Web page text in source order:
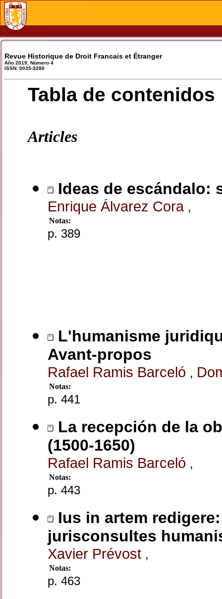
Revue Historique de Droit Francais et Étranger
Año 2019, Número 4
ISSN: 0035-3280
Tabla de contenidos
Articles
Ideas de escándalo:
Enrique Álvarez Cora ,
Notas:
p. 389
L'humanisme
Avant-propos
Rafael Ramis Barceló ,
Notas:
p. 441
La recepción de la
(1500-1650)
Rafael Ramis Barceló ,
Notas:
p. 443
Ius in artem
jurisconsultes
Xavier Prévost ,
Notas:
p. 463